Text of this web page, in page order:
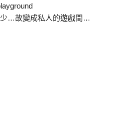
…故變成私人的遊戲間…